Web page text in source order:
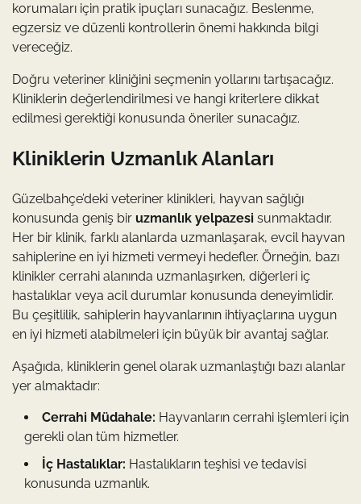
korumaları için pratik ipuçları sunacağız. Beslenme,
egzersiz ve düzenli kontrollerin önemi hakkında bilgi
vereceğiz.
Doğru veteriner kliniğini seçmenin yollarını tartışacağız.
Kliniklerin değerlendirilmesi ve hangi kriterlere dikkat
edilmesi gerektiği konusunda öneriler sunacağız.
Kliniklerin Uzmanlık Alanları
Güzelbahçe’deki veteriner klinikleri, hayvan sağlığı
konusunda geniş bir uzmanlık yelpazesi sunmaktadır.
Her bir klinik, farklı alanlarda uzmanlaşarak, evcil hayvan
sahiplerine en iyi hizmeti vermeyi hedefler. Örneğin, bazı
klinikler cerrahi alanında uzmanlaşırken, diğerleri iç
hastalıklar veya acil durumlar konusunda deneyimlidir.
Bu çeşitlilik, sahiplerin hayvanlarının ihtiyaçlarına uygun
en iyi hizmeti alabilmeleri için büyük bir avantaj sağlar.
Aşağıda, kliniklerin genel olarak uzmanlaştığı bazı alanlar
yer almaktadır:
Cerrahi Müdahale: Hayvanların cerrahi işlemleri için
gerekli olan tüm hizmetler.
İç Hastalıklar: Hastalıkların teşhisi ve tedavisi
konusunda uzmanlık.